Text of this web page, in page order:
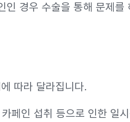
인 경우 수술을 통해 문제를
따라 달라집니다.
페인 섭취 등으로 인한 일